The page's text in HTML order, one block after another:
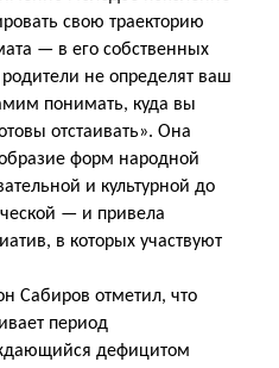
свою траекторию
— в его собственных
родители не определят ваш
понимать, куда вы
отстаивать». Она
форм народной
и культурной до
— и привела
в которых участвуют
Сабиров отметил, что
период
дефицитом